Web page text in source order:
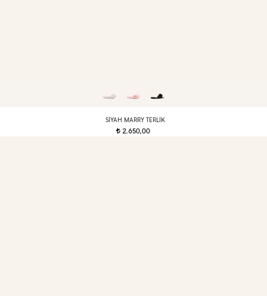
SIYAH MARRY TERLIK
t2.650,00